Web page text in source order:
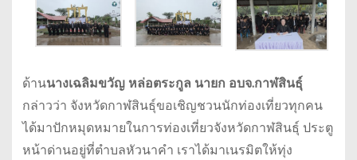
ด้านนางเฉลิมขวัญ หล่อตระกูล นายก อบจ.กาฬสินธุ์
กล่าวว่า จังหวัดกาฬสินธุ์ขอเชิญชวนนักท่องเที่ยวทุกคน
ได้มาปักหมุดหมายในการท่องเที่ยวจังหวัดกาฬสินธุ์ ประตู
หน้าด่านอยู่ที่ตำบลหัวนาคำ เราได้มาเนรมิตให้ทุ่ง